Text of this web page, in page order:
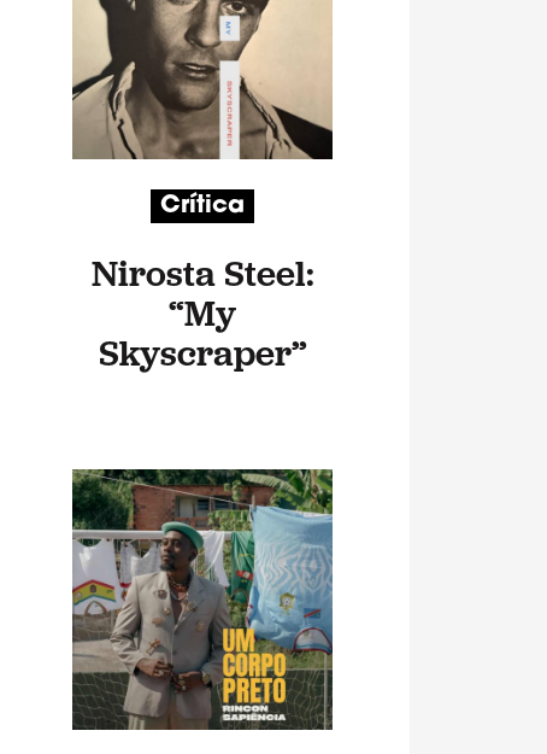
Crítica
Nirosta Steel:
“My
Skyscraper”